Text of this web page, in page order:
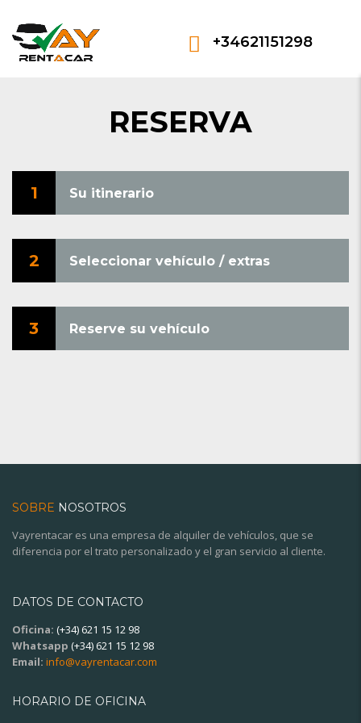
+34621151298
RESERVA
1 Su itinerario
2 Seleccionar vehículo / extras
3 Reserve su vehículo
SOBRE NOSOTROS
Vayrentacar es una empresa de alquiler de vehículos, que se
diferencia por el trato personalizado y el gran servicio al cliente.
DATOS DE CONTACTO
Oficina: (+34) 621 15 12 98
Whatsapp (+34) 621 15 12 98
Email: info@vayrentacar.com
HORARIO DE OFICINA